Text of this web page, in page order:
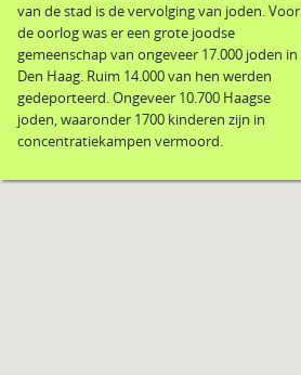
van de stad is de vervolging van joden. Voor
de oorlog was er een grote joodse
gemeenschap van ongeveer 17.000 joden in
Den Haag. Ruim 14.000 van hen werden
gedeporteerd. Ongeveer 10.700 Haagse
joden, waaronder 1700 kinderen zijn in
concentratiekampen vermoord.